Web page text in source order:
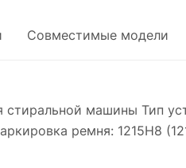
Совместимые модели
стиральной машины Тип
ремня: 1215H8